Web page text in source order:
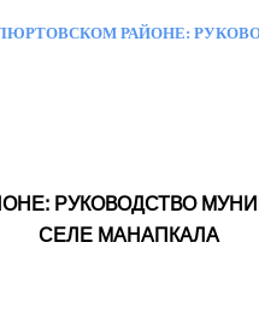
РАЙОНЕ:
РУКОВОДСТВО
СЕЛЕ МАНАПКАЛА